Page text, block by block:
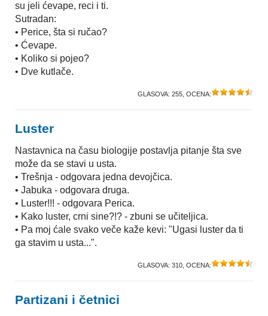
su jeli ćevape, reci i ti.
Sutradan:
• Perice, šta si ručao?
• Ćevape.
• Koliko si pojeo?
• Dve kutlače.
GLASOVA: 255 , OCENA:
Luster
Nastavnica na času biologije postavlja pitanje šta sve
može da se stavi u usta.
• Trešnja - odgovara jedna devojčica.
• Jabuka - odgovara druga.
• Luster!!! - odgovara Perica.
• Kako luster, crni sine?!? - zbuni se učiteljica.
• Pa moj ćale svako veče kaže kevi: "Ugasi luster da ti
ga stavim u usta...".
GLASOVA: 310 , OCENA:
Partizani i četnici